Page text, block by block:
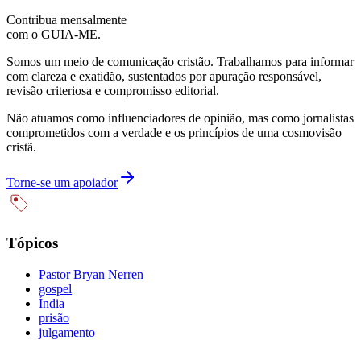
Contribua mensalmente
com o GUIA-ME.
Somos um meio de comunicação cristão. Trabalhamos para informar
com clareza e exatidão, sustentados por apuração responsável,
revisão criteriosa e compromisso editorial.
Não atuamos como influenciadores de opinião, mas como jornalistas
comprometidos com a verdade e os princípios de uma cosmovisão
cristã.
Torne-se um apoiador
Tópicos
Pastor Bryan Nerren
gospel
Índia
prisão
julgamento